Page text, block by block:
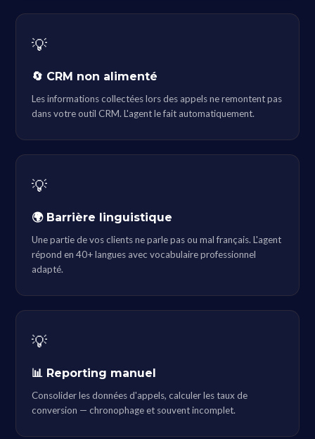
💡
🔄 CRM non alimenté
Les informations collectées lors des appels ne remontent pas
dans votre outil CRM. L'agent le fait automatiquement.
💡
🌍 Barrière linguistique
Une partie de vos clients ne parle pas ou mal français. L'agent
répond en 40+ langues avec vocabulaire professionnel
adapté.
💡
📊 Reporting manuel
Consolider les données d'appels, calculer les taux de
conversion — chronophage et souvent incomplet.